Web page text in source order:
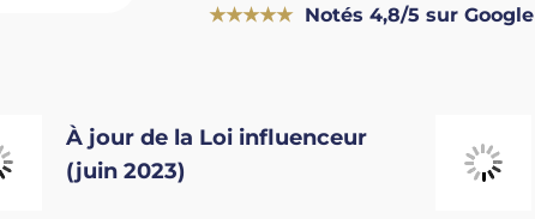
★★★★★ Notés 4,8/5 sur Google
À jour de la Loi influenceur
(juin 2023)